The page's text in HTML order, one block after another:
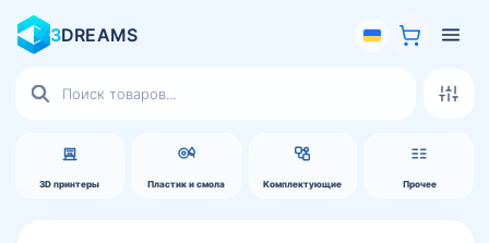
3DREAMS
3D принтеры Пластик и смола Комплектующие Прочее
товаров